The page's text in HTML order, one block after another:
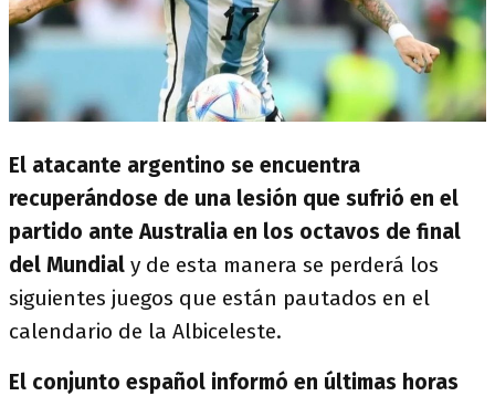
El atacante argentino se encuentra
recuperándose de una lesión que sufrió en el
partido ante Australia en los octavos de final
del Mundial y de esta manera se perderá los
siguientes juegos que están pautados en el
calendario de la Albiceleste.
El conjunto español informó en últimas horas